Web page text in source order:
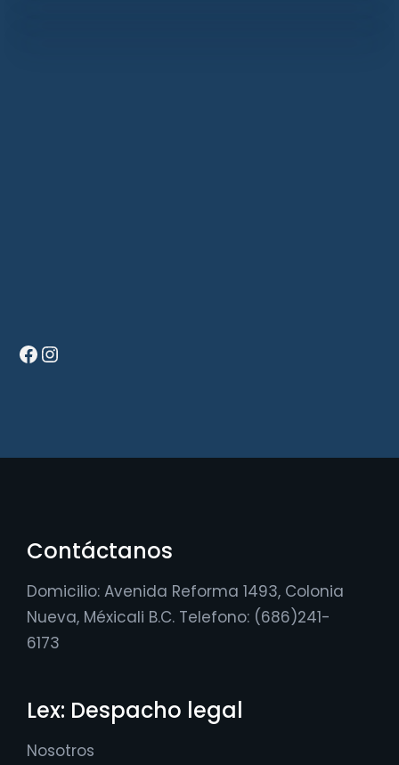
Facebook Instagram
Contáctanos
Domicilio: Avenida Reforma 1493, Colonia
Nueva, Méxicali B.C. Telefono: (686)241-
6173
Lex: Despacho legal
Nosotros